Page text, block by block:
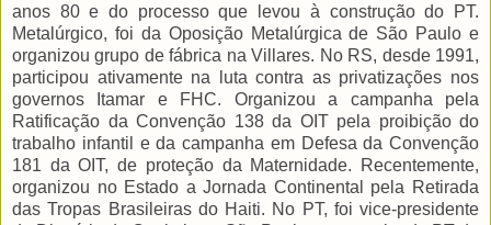
anos 80 e do processo que levou à construção do PT.
Metalúrgico, foi da Oposição Metalúrgica de São Paulo e
organizou grupo de fábrica na Villares. No RS, desde 1991,
participou ativamente na luta contra as privatizações nos
governos Itamar e FHC. Organizou a campanha pela
Ratificação da Convenção 138 da OIT pela proibição do
trabalho infantil e da campanha em Defesa da Convenção
181 da OIT, de proteção da Maternidade. Recentemente,
organizou no Estado a Jornada Continental pela Retirada
das Tropas Brasileiras do Haiti. No PT, foi vice-presidente